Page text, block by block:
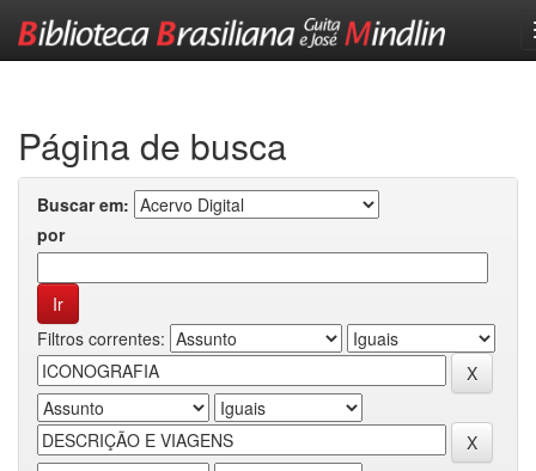
Página de busca
Buscar em:
por
Filtros correntes: